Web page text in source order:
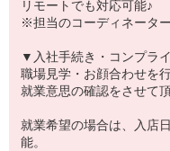
リモートでも対応可能♪
※担当のコーディネータ
▼入社手続き・コンプラ
職場見学・お顔合わせを
就業意思の確認をさせて頂
就業希望の場合は、入店
能。